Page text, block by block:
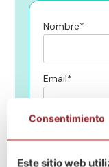
Nombre*
Email*
Consentimiento
Este sitio web